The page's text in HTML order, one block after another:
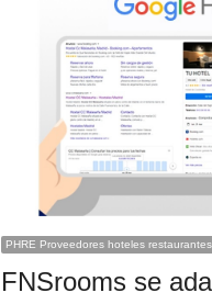
PHRE Proveedores hoteles
FNSrooms se